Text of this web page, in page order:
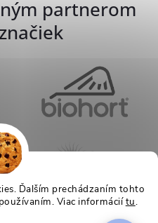
Ďalším prechádzaním tohto
Viac informáciítu.
partnerom